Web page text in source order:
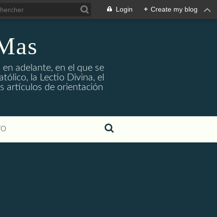
Login + Create my blog
adelante, en el que se
la Lectio Divina, el
artículos de orientación